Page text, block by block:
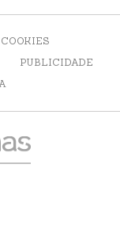
PUBLICIDADE